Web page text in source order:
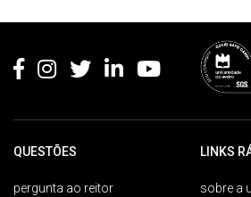
QUESTÕES
pergunta ao reitor
LINKS
sobre a